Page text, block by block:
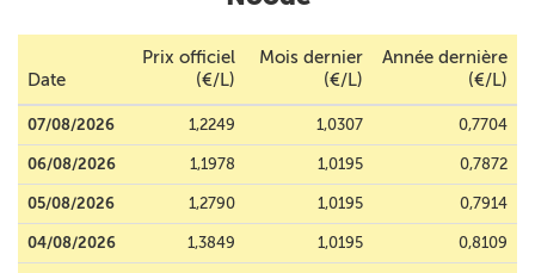
Date
Prix officiel
(€/L)
Mois dernier
(€/L)
Année dernière
(€/L)
07/08/2026 1,2249 1,0307 0,7704
06/08/2026 1,1978 1,0195 0,7872
05/08/2026 1,2790 1,0195 0,7914
04/08/2026 1,3849 1,0195 0,8109